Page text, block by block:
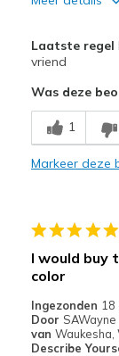
They squeak
Minpunten
Poor Quality
Laatste regel
vriend
Was deze
1
Markeer deze
I would buy
color
Ingezonden 18
Door SAWayne
van Waukesha,
Describe